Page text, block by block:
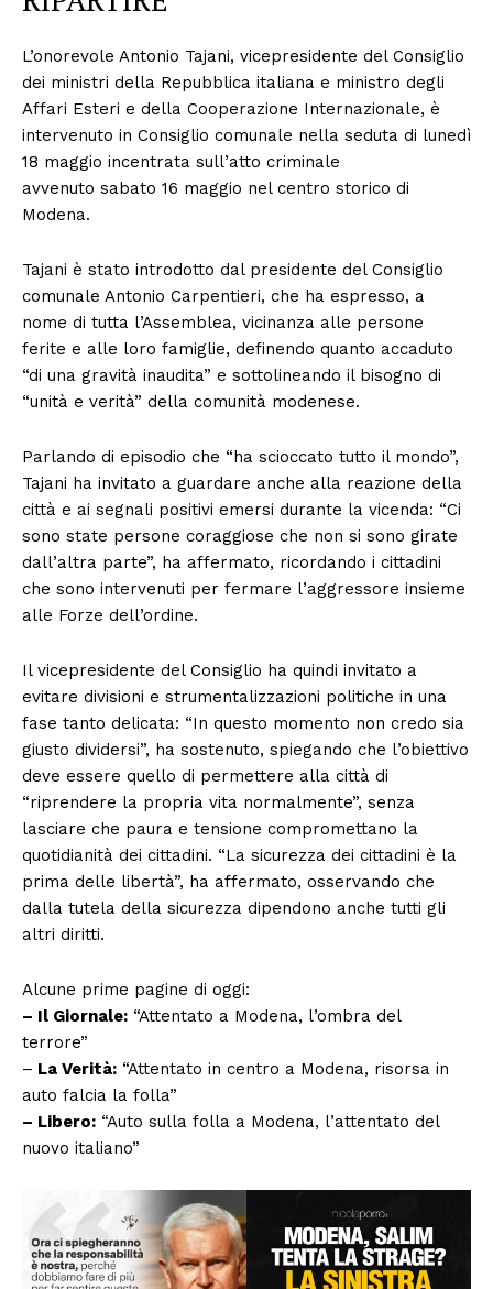
L’onorevole Antonio Tajani, vicepresidente del Consiglio
dei ministri della Repubblica italiana e ministro degli
Affari Esteri e della Cooperazione Internazionale, è
intervenuto in Consiglio comunale nella seduta di lunedì
18 maggio incentrata sull’atto criminale
avvenuto sabato 16 maggio nel centro storico di
Modena.
Tajani è stato introdotto dal presidente del Consiglio
comunale Antonio Carpentieri, che ha espresso, a
nome di tutta l’Assemblea, vicinanza alle persone
ferite e alle loro famiglie, definendo quanto accaduto
“di una gravità inaudita” e sottolineando il bisogno di
“unità e verità” della comunità modenese.
Parlando di episodio che “ha scioccato tutto il mondo”,
Tajani ha invitato a guardare anche alla reazione della
città e ai segnali positivi emersi durante la vicenda: “Ci
sono state persone coraggiose che non si sono girate
dall’altra parte”, ha affermato, ricordando i cittadini
che sono intervenuti per fermare l’aggressore insieme
alle Forze dell’ordine.
Il vicepresidente del Consiglio ha quindi invitato a
evitare divisioni e strumentalizzazioni politiche in una
fase tanto delicata: “In questo momento non credo sia
giusto dividersi”, ha sostenuto, spiegando che l’obiettivo
deve essere quello di permettere alla città di
“riprendere la propria vita normalmente”, senza
lasciare che paura e tensione compromettano la
quotidianità dei cittadini. “La sicurezza dei cittadini è la
prima delle libertà”, ha affermato, osservando che
dalla tutela della sicurezza dipendono anche tutti gli
altri diritti.
Alcune prime pagine di oggi:
– Il Giornale: “Attentato a Modena, l’ombra del
terrore”
– La Verità: “Attentato in centro a Modena, risorsa in
auto falcia la folla”
– Libero: “Auto sulla folla a Modena, l’attentato del
nuovo italiano”